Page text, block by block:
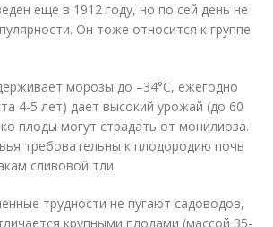
еще в 1912 году, но по сей день не
Он тоже относится к группе
морозы до –34°С, ежегодно
4-5 лет) дает высокий урожай (до 60
плоды могут страдать от монилиоза.
требовательны к плодородию почв
сливовой тли.
трудности не пугают садоводов,
крупными плодами (массой 35-